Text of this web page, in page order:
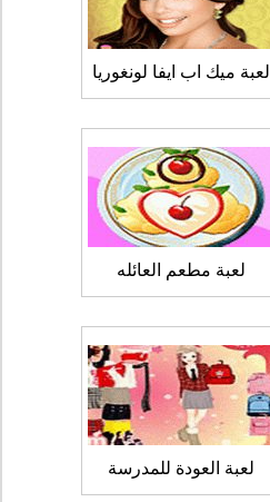
لعبة ميك اب ايفا لونغوريا
لعبة مطعم العائله
لعبة العودة للمدرسة